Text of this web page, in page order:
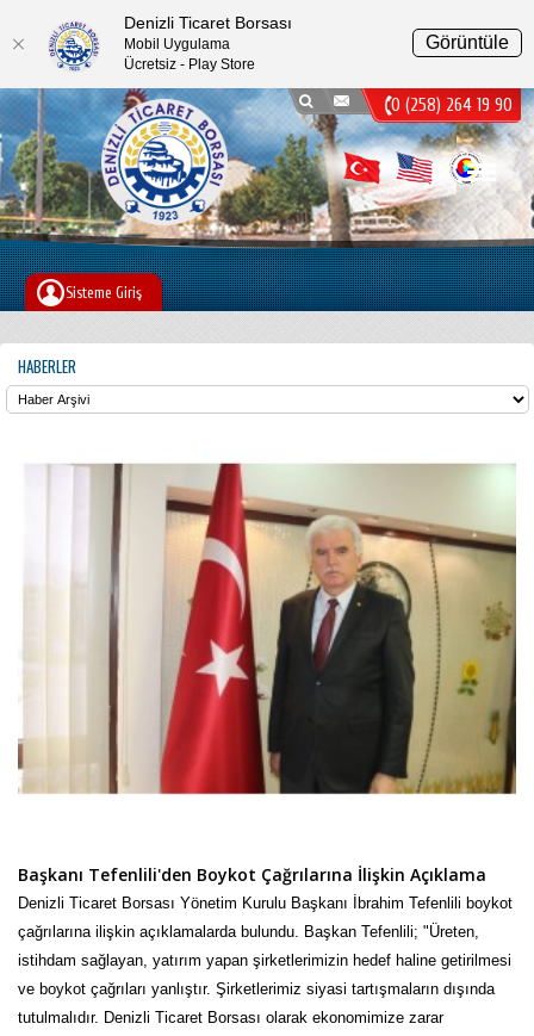
0 (258) 264 19 90
Sisteme Giriş
HABERLER
Başkanı Tefenlili'den Boykot Çağrılarına İlişkin Açıklama
Denizli Ticaret Borsası Yönetim Kurulu Başkanı İbrahim Tefenlili boykot
çağrılarına ilişkin açıklamalarda bulundu. Başkan Tefenlili; "Üreten,
istihdam sağlayan, yatırım yapan şirketlerimizin hedef haline getirilmesi
ve boykot çağrıları yanlıştır. Şirketlerimiz siyasi tartışmaların dışında
tutulmalıdır. Denizli Ticaret Borsası olarak ekonomimize zarar
Menu
Denizli Ticaret Borsası
Mobil Uygulama
Ücretsiz - Play Store
Görüntüle